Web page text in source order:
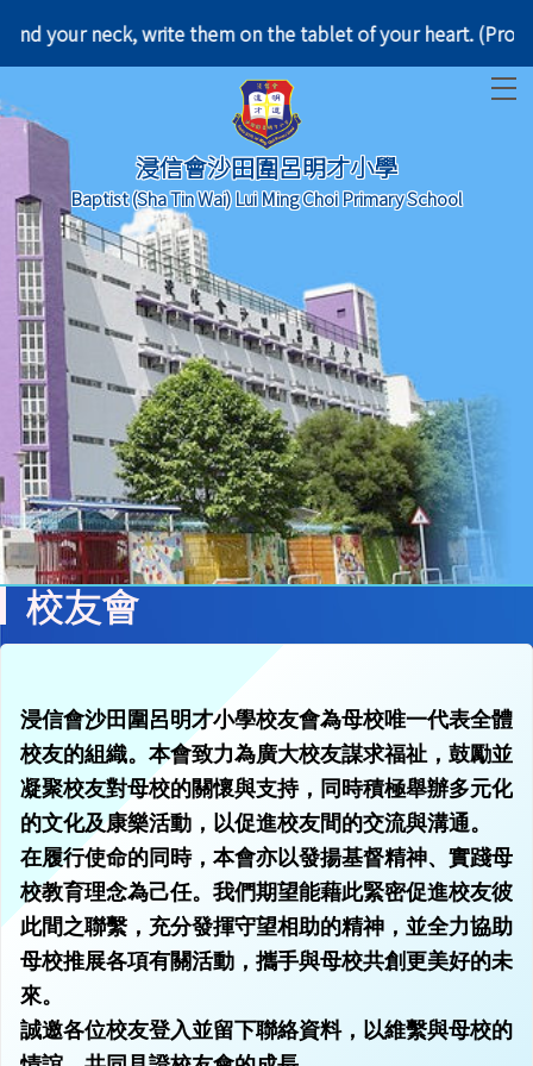
your neck, write them on the tablet of your heart.
浸信會沙田圍呂明才小學
Baptist (Sha Tin Wai) Lui Ming Choi Primary School
校友會
浸信會沙田圍呂明才小學校友會為母校唯一代表全體
校友的組織。本會致力為廣大校友謀求福祉，鼓勵並
凝聚校友對母校的關懷與支持，同時積極舉辦多元化
的文化及康樂活動，以促進校友間的交流與溝通。
在履行使命的同時，本會亦以發揚基督精神、實踐母
校教育理念為己任。我們期望能藉此緊密促進校友彼
此間之聯繫，充分發揮守望相助的精神，並全力協助
母校推展各項有關活動，攜手與母校共創更美好的未
來。
誠邀各位校友登入並留下聯絡資料，以維繫與母校的